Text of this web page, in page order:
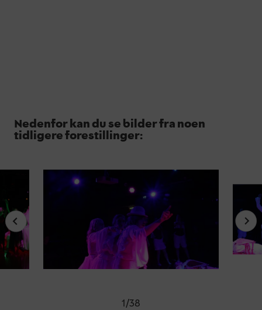
Nedenfor kan du se bilder fra noen
tidligere forestillinger:
1/38